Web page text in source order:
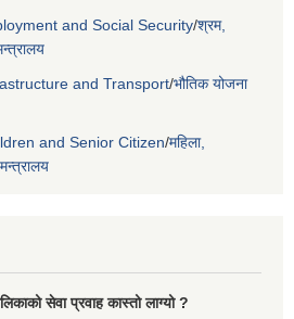
and Social Security/श्रम,
and Transport/भौतिक योजना
and Senior Citizen/महिला,
सेवा प्रवाह कास्तो लाग्यो ?